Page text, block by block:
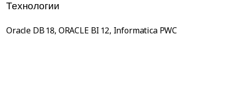
Технологии
Oracle DB 18, ORACLE BI 12, Informatica PWC